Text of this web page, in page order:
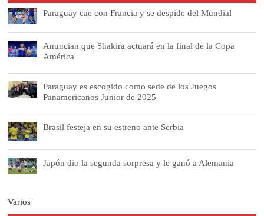
Paraguay cae con Francia y se despide del Mundial
Anuncian que Shakira actuará en la final de la Copa
América
Paraguay es escogido como sede de los Juegos
Panamericanos Junior de 2025
Brasil festeja en su estreno ante Serbia
Japón dio la segunda sorpresa y le ganó a Alemania
Varios